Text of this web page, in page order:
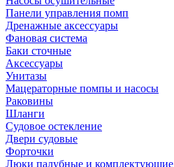
Панели управления помп
Дренажные аксессуары
Фановая система
Баки сточные
Аксессуары
Унитазы
Мацераторные помпы и насосы
Раковины
Шланги
Судовое остекление
Двери судовые
Форточки
Люки палубные и комплектующие